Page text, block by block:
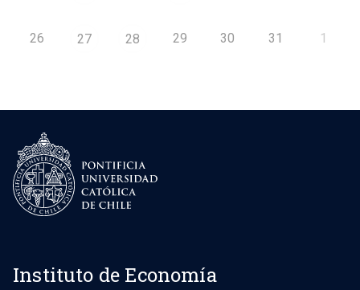
26 27 28 29 30 31 1
Instituto de Economía